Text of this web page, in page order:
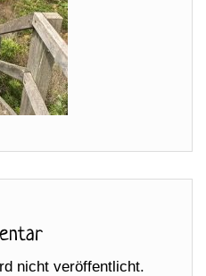
nicht veröffentlicht.